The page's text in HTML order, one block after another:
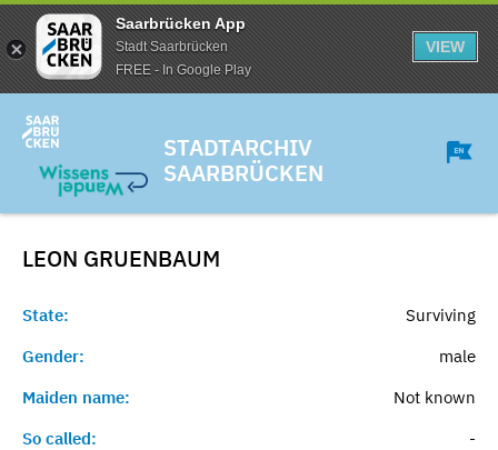
Saarbrücken App
Stadt Saarbrücken
FREE - In Google Play
VIEW
STADTARCHIV
SAARBRÜCKEN
LEON GRUENBAUM
State:
Surviving
Gender:
male
Maiden name:
Not known
So called:
-